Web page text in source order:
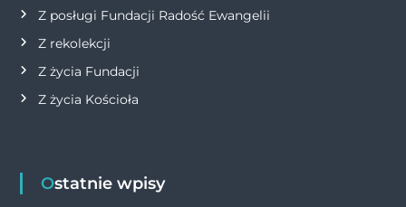
Z posługi Fundacji Radość Ewangelii
Z rekolekcji
Z życia Fundacji
Z życia Kościoła
Ostatnie wpisy